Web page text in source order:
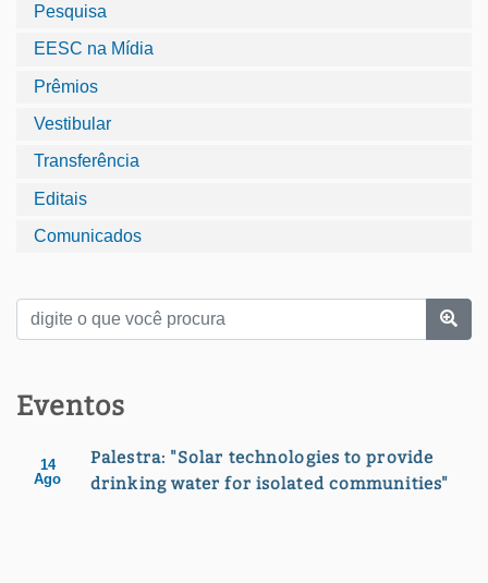
Pesquisa
EESC na Mídia
Prêmios
Vestibular
Transferência
Editais
Comunicados
Eventos
14
Ago
Palestra: "Solar technologies to provide
drinking water for isolated communities"